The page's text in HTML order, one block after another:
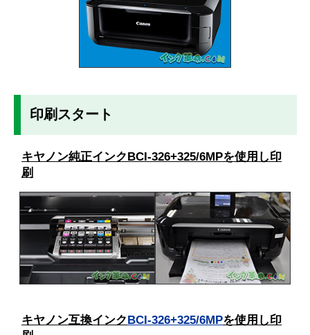
印刷スタート
キヤノン純正インクBCI-326+325/6MPを使用し印
刷
キヤノン互換インクBCI-326+325/6MPを使用し印